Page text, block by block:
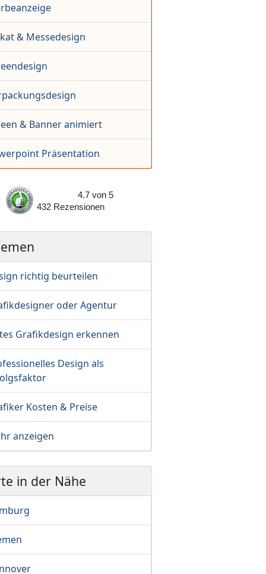
& Messedesign
& Banner animiert
Präsentation
4.7 von5
432
Rezensionen
richtig beurteilen
oder Agentur
Grafikdesign erkennen
Design als
Kosten & Preise
anzeigen
in der Nähe